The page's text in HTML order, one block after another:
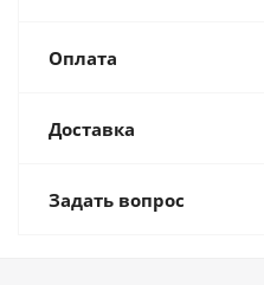
Оплата
Доставка
Задать вопрос